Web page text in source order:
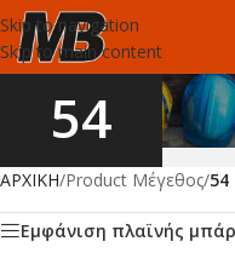
Skip to navigation
Skip to main content
54
ΑΡΧΙΚΗ/Product Μέγεθος/54
Εμφάνιση πλαϊνής